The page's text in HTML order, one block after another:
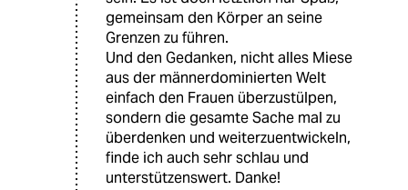
gemeinsam den Körper an seine
Grenzen zu führen.
Und den Gedanken, nicht alles Miese
aus der männerdominierten Welt
einfach den Frauen überzustülpen,
sondern die gesamte Sache mal zu
überdenken und weiterzuentwickeln,
finde ich auch sehr schlau und
unterstützenswert. Danke!